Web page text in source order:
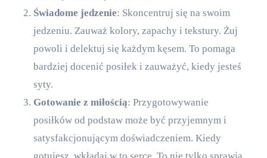
Świadome jedzenie: Skoncentruj się na swoim
jedzeniu. Zauważ kolory, zapachy i tekstury. Żuj
powoli i delektuj się każdym kęsem. To pomaga
bardziej docenić posiłek i zauważyć, kiedy jesteś
syty.
Gotowanie z miłością: Przygotowywanie
posiłków od podstaw może być przyjemnym i
satysfakcjonującym doświadczeniem. Kiedy